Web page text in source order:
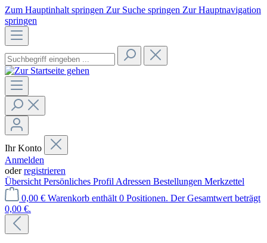
Zum Hauptinhalt springen Zur Suche springen Zur Hauptnavigation
springen
Ihr Konto
Anmelden
oderregistrieren
Übersicht Persönliches Profil Adressen Bestellungen Merkzettel
0,00 € Warenkorb enthält 0 Positionen. Der Gesamtwert beträgt
0,00 €.